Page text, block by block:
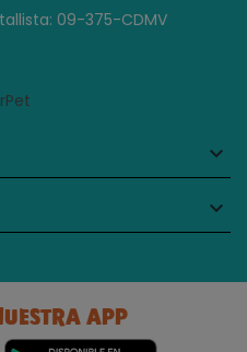
09-375-CDMV
keyboard_arrow_down
keyboard_arrow_down
APP